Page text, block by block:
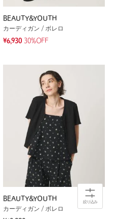
BEAUTY&YOUTH
カーディガン / ボレロ
¥6,930 30%OFF
BEAUTY&YOUTH
カーディガン / ボレロ
絞り込み